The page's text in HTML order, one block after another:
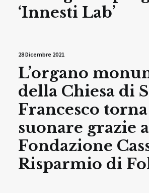
‘Innesti Lab’
28 Dicembre 2021
L’organo
della Chiesa di
Francesco
suonare grazie
Fondazione
Risparmio di